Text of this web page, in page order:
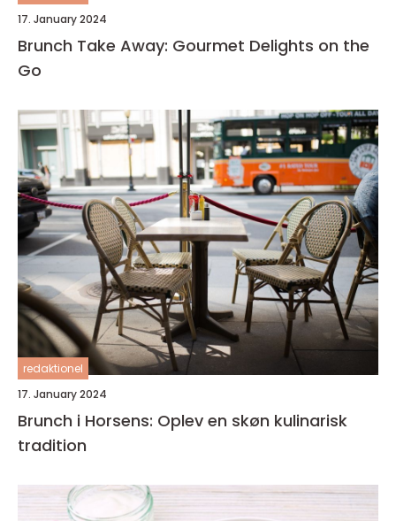
17. January 2024
Brunch Take Away: Gourmet Delights on the
Go
redaktionel
17. January 2024
Brunch i Horsens: Oplev en skøn kulinarisk
tradition